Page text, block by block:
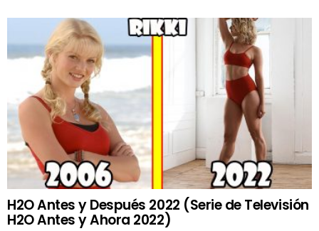
H2O Antes y Después 2022 (Serie de Televisión
H2O Antes y Ahora 2022)